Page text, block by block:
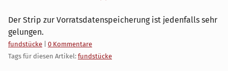
Der Strip zur Vorratsdatenspeicherung ist jedenfalls sehr
gelungen.
Kategorien:
fundstücke
0 Kommentare
Tags für diesen Artikel: fundstücke